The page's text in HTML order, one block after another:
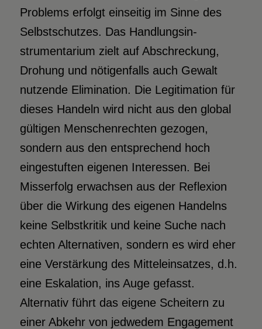
Problems erfolgt einseitig im Sinne des
Selbstschutzes. Das Handlungsin­
strumentarium zielt auf Abschreckung,
Drohung und nötigenfalls auch Gewalt
nutzende Elimination. Die Legitimation für
dieses Handeln wird nicht aus den global
gültigen Menschenrechten gezogen,
sondern aus den entsprechend hoch
eingestuften eigenen Interessen. Bei
Misserfolg erwachsen aus der Reflexion
über die Wirkung des eigenen Handelns
keine Selbstkritik und keine Suche nach
echten Alternativen, sondern es wird eher
eine Verstärkung des Mitteleinsatzes, d.h.
eine Eskalation, ins Auge gefasst.
Alternativ führt das eigene Scheitern zu
einer Abkehr von jedwedem Engagement